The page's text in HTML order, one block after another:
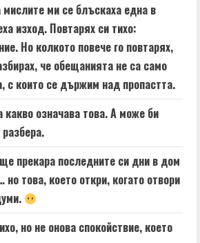
мислите ми се блъскаха една в
изход. Повтарях си тихо:
Но колкото повече го повтарях,
че обещанията не са само
с които се държим над пропастта.
какво означава това. А може би
прекара последните си дни в дом
но това, което откри, когато отвори
но не онова спокойствие, което